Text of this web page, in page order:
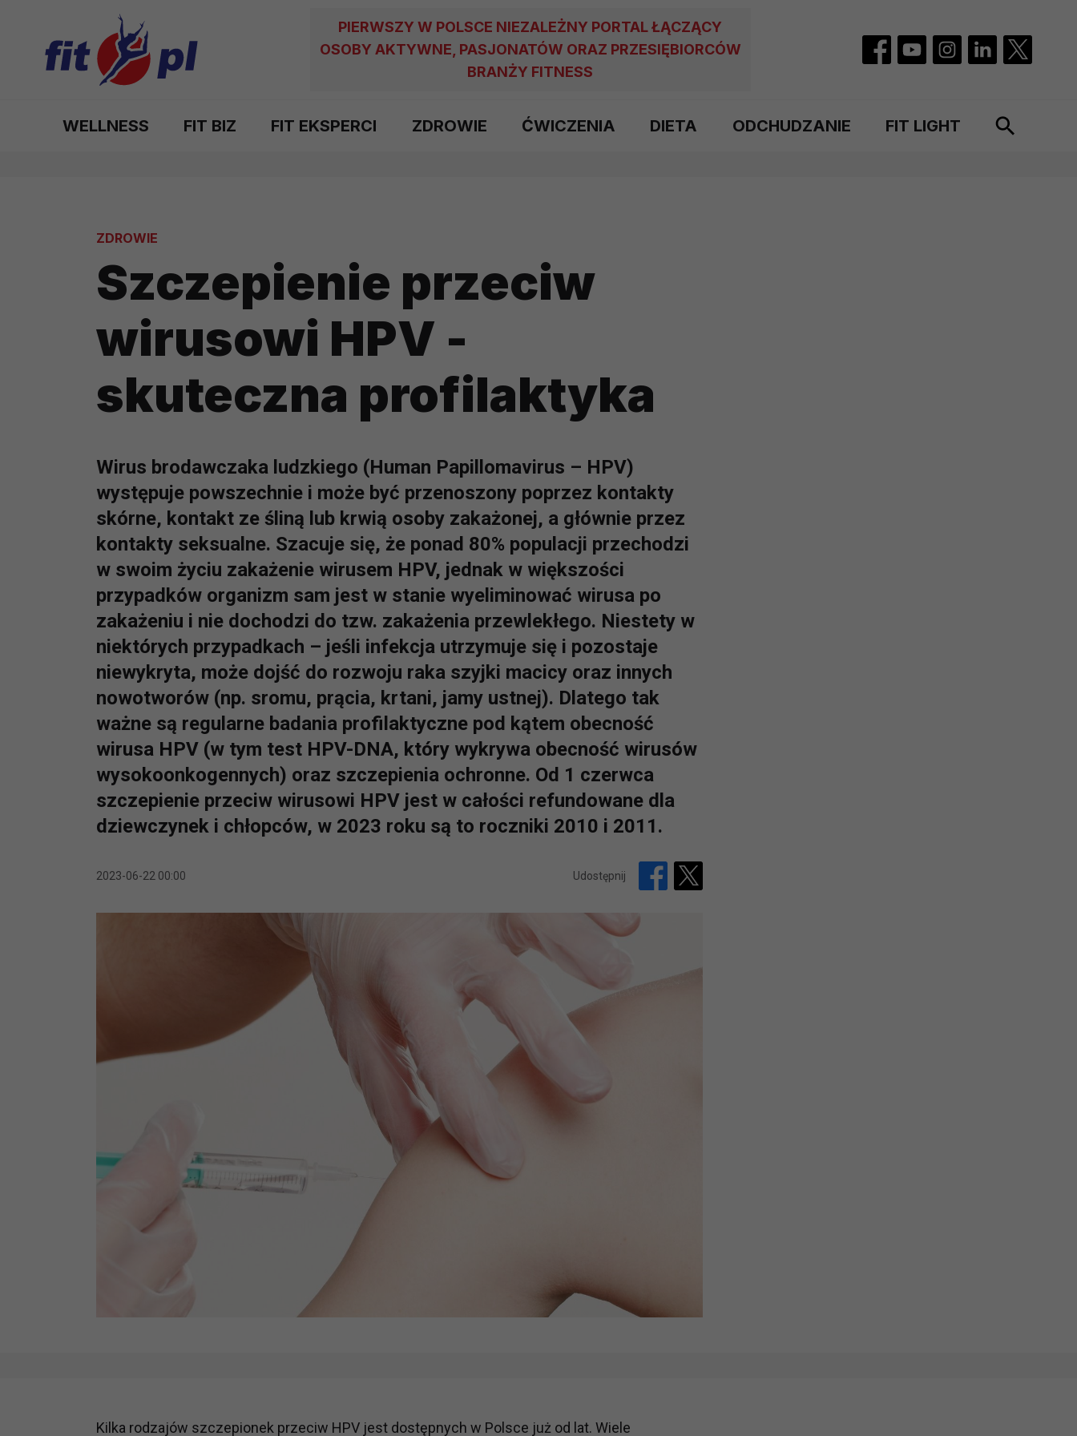
PIERWSZY W POLSCE NIEZALEŻNY PORTAL ŁĄCZĄCY
OSOBY AKTYWNE, PASJONATÓW ORAZ PRZESIĘBIORCÓW
BRANŻY FITNESS
WELLNESS FIT BIZ FIT EKSPERCI ZDROWIE ĆWICZENIA DIETA ODCHUDZANIE FIT LIGHT
ZDROWIE
Szczepienie przeciw
wirusowi HPV -
skuteczna profilaktyka
Wirus brodawczaka ludzkiego (Human Papillomavirus – HPV)
występuje powszechnie i może być przenoszony poprzez kontakty
skórne, kontakt ze śliną lub krwią osoby zakażonej, a głównie przez
kontakty seksualne. Szacuje się, że ponad 80% populacji przechodzi
w swoim życiu zakażenie wirusem HPV, jednak w większości
przypadków organizm sam jest w stanie wyeliminować wirusa po
zakażeniu i nie dochodzi do tzw. zakażenia przewlekłego. Niestety w
niektórych przypadkach – jeśli infekcja utrzymuje się i pozostaje
niewykryta, może dojść do rozwoju raka szyjki macicy oraz innych
nowotworów (np. sromu, prącia, krtani, jamy ustnej). Dlatego tak
ważne są regularne badania profilaktyczne pod kątem obecność
wirusa HPV (w tym test HPV-DNA, który wykrywa obecność wirusów
wysokoonkogennych) oraz szczepienia ochronne. Od 1 czerwca
szczepienie przeciw wirusowi HPV jest w całości refundowane dla
dziewczynek i chłopców, w 2023 roku są to roczniki 2010 i 2011.
2023-06-22 00:00 Udostępnij
Kilka rodzajów szczepionek przeciw HPV jest dostępnych w Polsce już od lat. Wiele